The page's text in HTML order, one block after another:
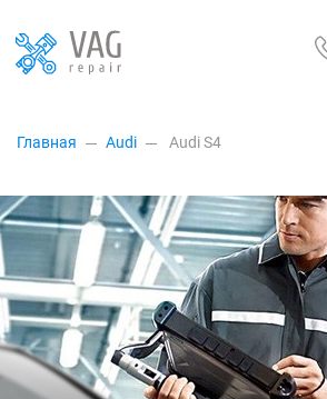
Главная Audi Audi S4